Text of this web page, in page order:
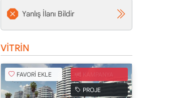
Yanlış İlanı Bildir
VİTRİN
FAVORİ EKLE KAMPANYA
PROJE